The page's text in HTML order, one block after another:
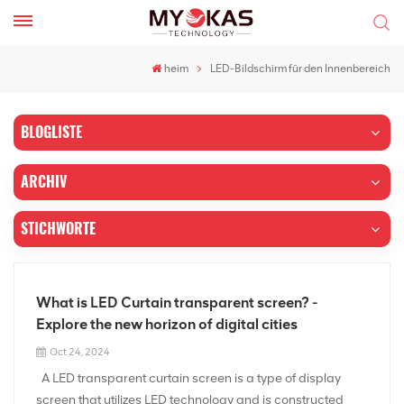
heim LED-Bildschirm für den Innenbereich
BLOGLISTE
ARCHIV
STICHWORTE
What is LED Curtain transparent screen? -
Explore the new horizon of digital cities
Oct 24, 2024
A LED transparent curtain screen is a type of display
screen that utilizes LED technology and is constructed